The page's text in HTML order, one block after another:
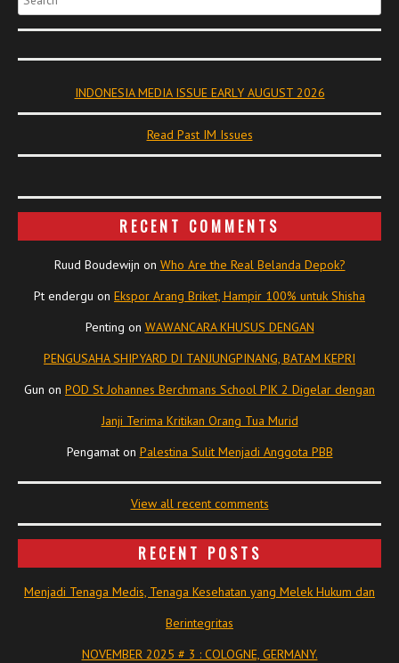
INDONESIA MEDIA ISSUE EARLY AUGUST 2026
Read Past IM Issues
RECENT COMMENTS
Ruud Boudewijn on Who Are the Real Belanda Depok?
Pt endergu on Ekspor Arang Briket, Hampir 100% untuk Shisha
Penting on WAWANCARA KHUSUS DENGAN
PENGUSAHA SHIPYARD DI TANJUNGPINANG, BATAM KEPRI
Gun on POD St Johannes Berchmans School PIK 2 Digelar dengan
Janji Terima Kritikan Orang Tua Murid
Pengamaton Palestina Sulit Menjadi Anggota PBB
View all recent comments
RECENT POSTS
Menjadi Tenaga Medis, Tenaga Kesehatan yang Melek Hukum dan
Berintegritas
NOVEMBER 2025 # 3 : COLOGNE, GERMANY.